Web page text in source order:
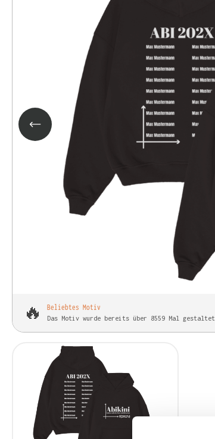
🔥 Beliebtes Motiv
Das Motiv wurde bereits über 8559 Mal gestaltet